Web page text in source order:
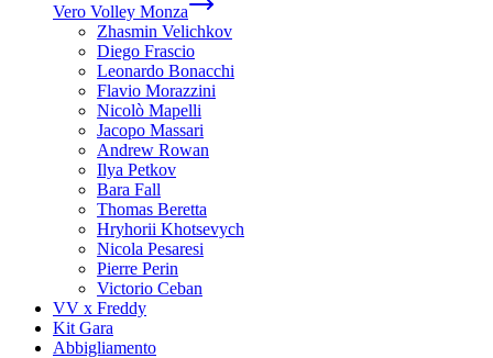
Vero Volley Monza
Zhasmin Velichkov
Diego Frascio
Leonardo Bonacchi
Flavio Morazzini
Nicolò Mapelli
Jacopo Massari
Andrew Rowan
Ilya Petkov
Bara Fall
Thomas Beretta
Hryhorii Khotsevych
Nicola Pesaresi
Pierre Perin
Victorio Ceban
VV x Freddy
Kit Gara
Abbigliamento